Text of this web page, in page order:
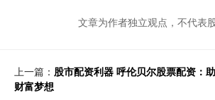
文章为作者独立观点，不代表
上一篇： 股市配资利器 呼伦贝尔股票配资：
财富梦想